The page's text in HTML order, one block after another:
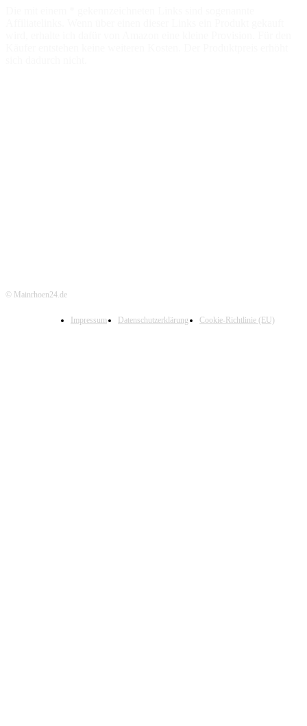
© Mainrhoen24.de
Impressum Datenschutzerklärung Cookie-Richtlinie (EU)